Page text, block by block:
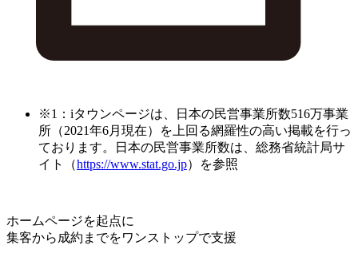
※1：iタウンページは、日本の民営事業所数516万事業
所（2021年6月現在）を上回る網羅性の高い掲載を行っ
ております。日本の民営事業所数は、総務省統計局サ
イト（https://www.stat.go.jp）を参照
ホームページを起点に
集客から成約までをワンストップで支援